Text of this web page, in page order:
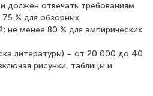
должен отвечать требованиям
% для обзорных
не менее 80 % для эмпирических.
литературы) – от 20 000 до 40
рисунки, таблицы и